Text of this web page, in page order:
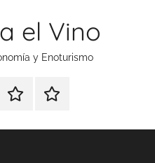
el Vino
y Enoturismo
RankingContacto